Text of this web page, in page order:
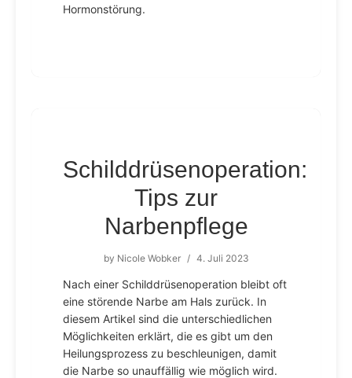
Hormonstörung.
Schilddrüsenoperation:
Tips zur
Narbenpflege
by Nicole Wobker / 4. Juli 2023
Nach einer Schilddrüsenoperation bleibt oft
eine störende Narbe am Hals zurück. In
diesem Artikel sind die unterschiedlichen
Möglichkeiten erklärt, die es gibt um den
Heilungsprozess zu beschleunigen, damit
die Narbe so unauffällig wie möglich wird.